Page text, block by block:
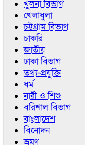
খুলনা বিভাগ
খেলাধুলা
চট্টগ্রাম বিভাগ
চাকরি
জাতীয়
ঢাকা বিভাগ
তথ্য-প্রযুক্তি
ধর্ম
নারী ও শিশু
বরিশাল বিভাগ
বাংলাদেশ
বিনোদন
ভ্রমণ